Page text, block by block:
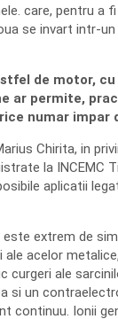
care, pentru a
se invart intr-un
de motor,
ar permite,
numar impar
Chirita, in
la INCEMC
aplicatii
extrem de
acelor
curgeri ale
si un
continuu. Ionii